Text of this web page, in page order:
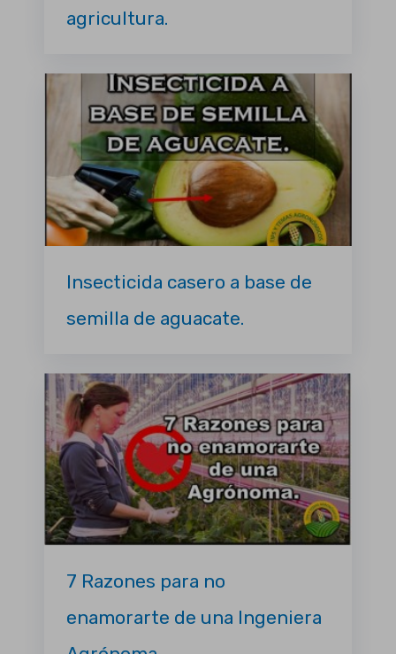
agricultura.
Insecticida casero a base de
semilla de aguacate.
7 Razones para no
enamorarte de una Ingeniera